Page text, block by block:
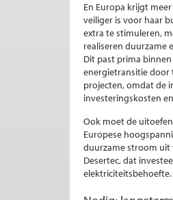
En Europa krijgt
veiliger is voor haar
extra te stimuleren,
realiseren duurzame
Dit past prima
energietransitie door
projecten, omdat de
investeringskosten
Ook moet de
Europese
duurzame stroom uit
Desertec, dat
elektriciteitsbehoefte.